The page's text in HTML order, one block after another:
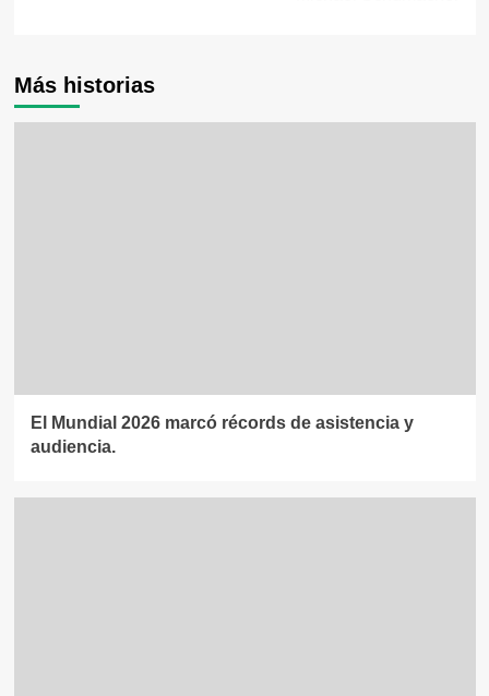
Más historias
El Mundial 2026 marcó récords de asistencia y
audiencia.